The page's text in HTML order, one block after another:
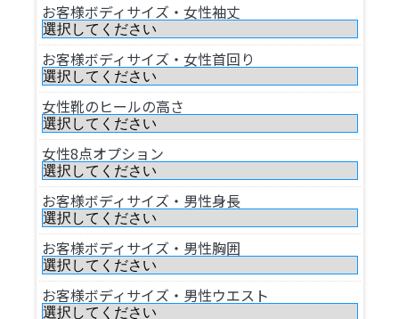
お客様ボディサイズ・女性袖丈
お客様ボディサイズ・女性首回り
女性靴のヒールの高さ
女性8点オプション
お客様ボディサイズ・男性身長
お客様ボディサイズ・男性胸囲
お客様ボディサイズ・男性ウエスト